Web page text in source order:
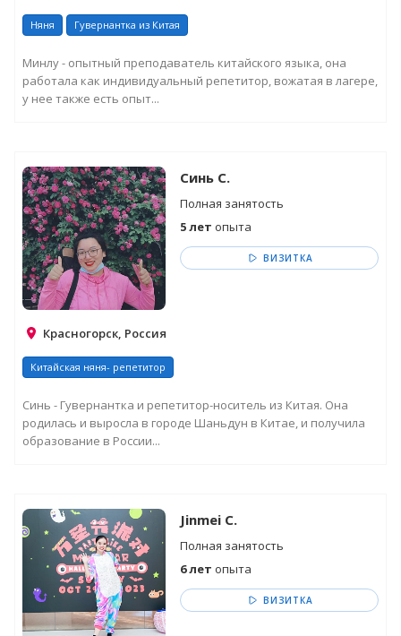
Няня Гувернантка из Китая
Минлу - опытный преподаватель китайского языка, она
работала как индивидуальный репетитор, вожатая в лагере,
у нее также есть опыт...
Синь C.
Полная занятость
5 лет опыта
ВИЗИТКА
Красногорск, Россия
Китайская няня- репетитор
Синь - Гувернантка и репетитор-носитель из Китая. Она
родилась и выросла в городе Шаньдун в Китае, и получила
образование в России...
Jinmei C.
Полная занятость
6 лет опыта
ВИЗИТКА